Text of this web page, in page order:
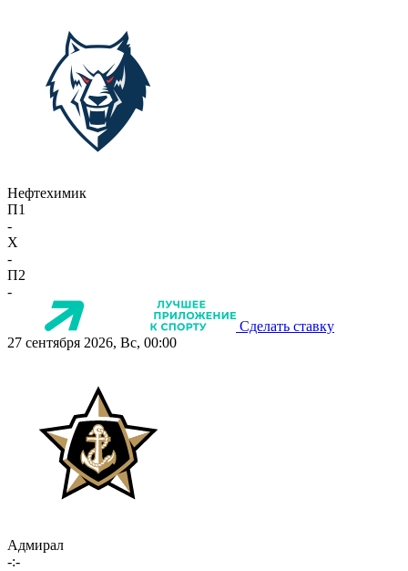
Нефтехимик
П1
-
X
-
П2
-
Сделать ставку
27 сентября 2026, Вс, 00:00
Адмирал
-:-